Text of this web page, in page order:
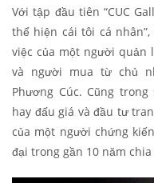
Với tập đầu tiên “CUC
thể hiện cái tôi cá
việc của một người quản
và người mua từ chủ
Phương Cúc. Cũng
hay đấu giá và đầu tư
của một người chứng
đại trong gần 10 năm chia